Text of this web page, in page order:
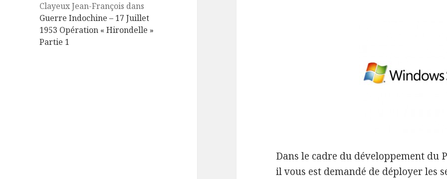
Clayeux Jean-François dans
Guerre Indochine – 17 Juillet
1953 Opération « Hirondelle »
Partie 1
Dans le cadre du développement du
il vous est demandé de déployer les